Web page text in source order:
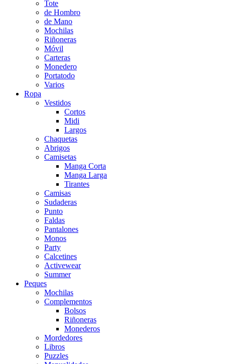
Tote
de Hombro
de Mano
Mochilas
Riñoneras
Móvil
Carteras
Monedero
Portatodo
Varios
Ropa
Vestidos
Cortos
Midi
Largos
Chaquetas
Abrigos
Camisetas
Manga Corta
Manga Larga
Tirantes
Camisas
Sudaderas
Punto
Faldas
Pantalones
Monos
Party
Calcetines
Activewear
Summer
Peques
Mochilas
Complementos
Bolsos
Riñoneras
Monederos
Mordedores
Libros
Puzzles